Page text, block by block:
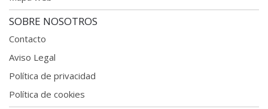
SOBRE NOSOTROS
Contacto
Aviso Legal
Política de privacidad
Política de cookies